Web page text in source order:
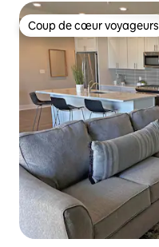
Coup de cœur voyageurs
Coup de cœur voyageurs